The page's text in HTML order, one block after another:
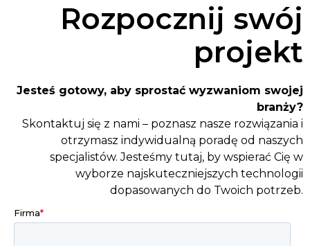
Rozpocznij swój
projekt
Jesteś gotowy, aby sprostać wyzwaniom swojej
branży?
Skontaktuj się z nami – poznasz nasze rozwiązania i
otrzymasz indywidualną poradę od naszych
specjalistów. Jesteśmy tutaj, by wspierać Cię w
wyborze najskuteczniejszych technologii
dopasowanych do Twoich potrzeb.